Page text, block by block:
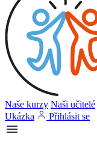
Naše kurzy Naši učitelé
Ukázka
Přihlásit se